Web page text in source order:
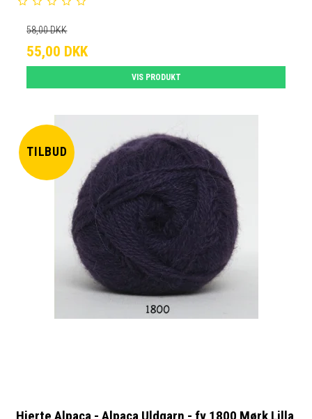
58,00 DKK
55,00 DKK
VIS PRODUKT
TILBUD
Hjerte Alpaca - Alpaca Uldgarn - fv 1800 Mørk Lilla